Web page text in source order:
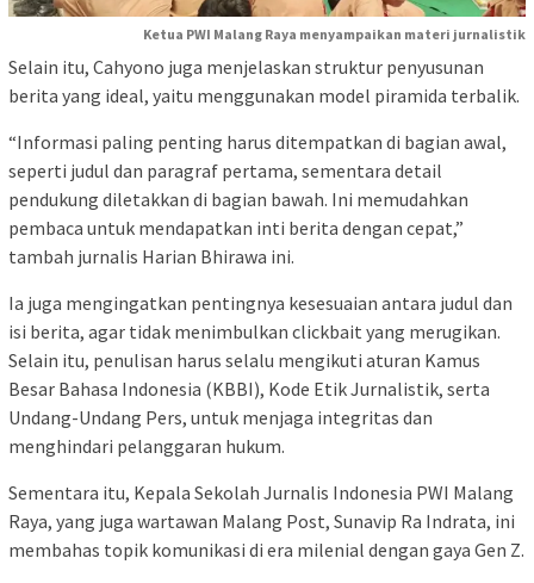
Ketua PWI Malang Raya menyampaikan materi jurnalistik
Selain itu, Cahyono juga menjelaskan struktur penyusunan
berita yang ideal, yaitu menggunakan model piramida terbalik.
“Informasi paling penting harus ditempatkan di bagian awal,
seperti judul dan paragraf pertama, sementara detail
pendukung diletakkan di bagian bawah. Ini memudahkan
pembaca untuk mendapatkan inti berita dengan cepat,”
tambah jurnalis Harian Bhirawa ini.
Ia juga mengingatkan pentingnya kesesuaian antara judul dan
isi berita, agar tidak menimbulkan clickbait yang merugikan.
Selain itu, penulisan harus selalu mengikuti aturan Kamus
Besar Bahasa Indonesia (KBBI), Kode Etik Jurnalistik, serta
Undang-Undang Pers, untuk menjaga integritas dan
menghindari pelanggaran hukum.
Sementara itu, Kepala Sekolah Jurnalis Indonesia PWI Malang
Raya, yang juga wartawan Malang Post, Sunavip Ra Indrata, ini
membahas topik komunikasi di era milenial dengan gaya Gen Z.